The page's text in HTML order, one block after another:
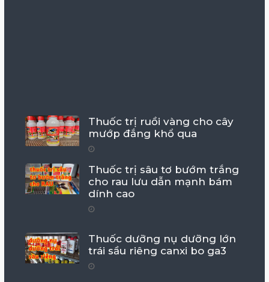
Thuốc trị ruồi vàng cho cây
mướp đắng khổ qua
Thuốc trị sâu tơ bướm trắng
cho rau lưu dẫn mạnh bám
dính cao
Thuốc dưỡng nụ dưỡng lớn
trái sầu riêng canxi bo ga3